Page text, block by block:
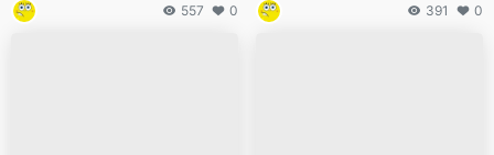
557 0 391 0